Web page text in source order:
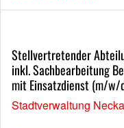
Stellvertretender
inkl. Sachbearbeitung
mit Einsatzdienst (m/w/
Stadtverwaltung